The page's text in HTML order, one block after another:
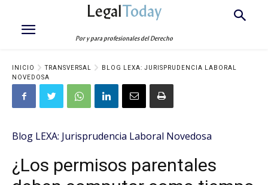
LegalToday
Por y para profesionales del Derecho
INICIO TRANSVERSAL
BLOG LEXA: JURISPRUDENCIA LABORAL
NOVEDOSA
Blog LEXA: Jurisprudencia Laboral Novedosa
¿Los permisos parentales